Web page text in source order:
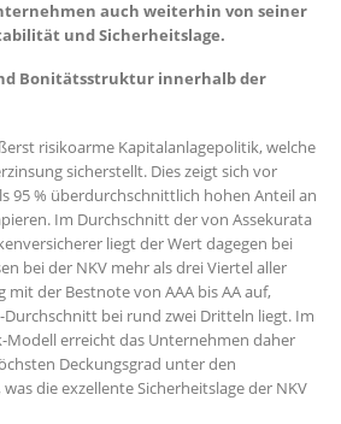
auch weiterhin von seiner
und Sicherheitslage.
Bonitätsstruktur innerhalb der
risikoarme Kapitalanlagepolitik, welche
sicherstellt. Dies zeigt sich vor
95 % überdurchschnittlich hohen Anteil an
Im Durchschnitt der von Assekurata
liegt der Wert dagegen bei
bei der NKV mehr als drei Viertel aller
mit der Bestnote von AAA bis AA auf,
bei rund zwei Dritteln liegt. Im
Modell erreicht das Unternehmen daher
Deckungsgrad unter den
die exzellente Sicherheitslage der NKV